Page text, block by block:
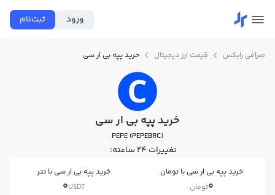
ورود ثبت‌نام
صرافی رابکس قیمت ارز دیجیتال خرید پپه بی ار سی
خرید پپه بی ار سی
PEPE (PEPEBRC)
تغییرات ۲۴ ساعته: 0%
خرید پپه بی ار سی با تومان
0تومان
خرید پپه بی ار سی با تتر
0USDT